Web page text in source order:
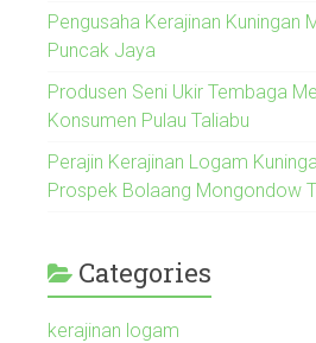
Pengusaha Kerajinan Kuningan
Puncak Jaya
Produsen Seni Ukir Tembaga
Konsumen Pulau Taliabu
Perajin Kerajinan Logam
Prospek Bolaang Mongondow
Categories
kerajinan logam